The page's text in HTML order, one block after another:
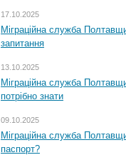
17.10.2025
Міграційна служба
запитання
13.10.2025
Міграційна служба
потрібно знати
09.10.2025
Міграційна служба
паспорт?